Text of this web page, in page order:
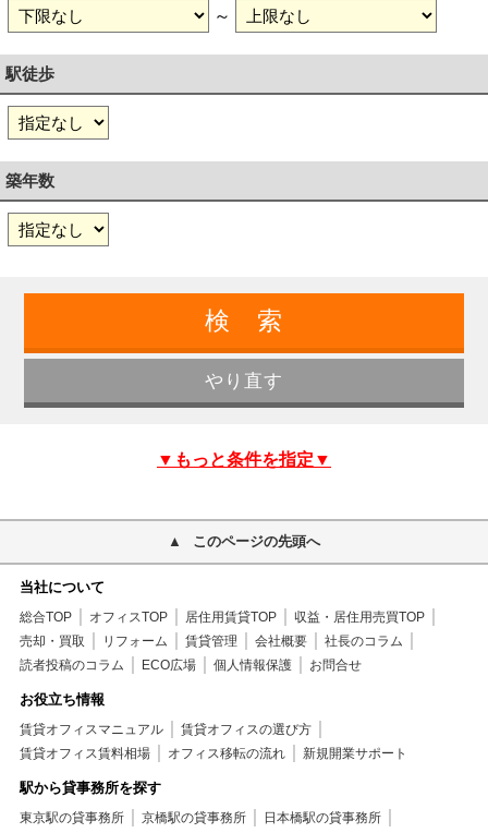
～
駅徒歩
築年数
▼もっと条件を指定▼
このページの先頭へ
当社について
総合TOP オフィスTOP 居住用賃貸TOP
収益・居住用売買TOP
売却・買取
リフォーム 賃貸管理 会社概要
社長のコラム
読者投稿のコラム
ECO広場 個人情報保護 お問合せ
お役立ち情報
賃貸オフィスマニュアル
賃貸オフィスの選び方
賃貸オフィス賃料相場
オフィス移転の流れ 新規開業サポート
駅から貸事務所を探す
東京駅の貸事務所 京橋駅の貸事務所
日本橋駅の貸事務所